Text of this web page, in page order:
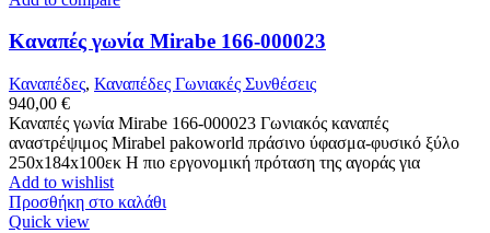
Καναπές γωνία Mirabe 166-000023
Καναπέδες, Καναπέδες Γωνιακές Συνθέσεις
940,00 €
Καναπές γωνία Mirabe 166-000023 Γωνιακός καναπές
αναστρέψιμος Mirabel pakoworld πράσινο ύφασμα-φυσικό ξύλο
250x184x100εκ Η πιο εργονομική πρόταση της αγοράς για
Add to wishlist
Προσθήκη στο καλάθι
Quick view